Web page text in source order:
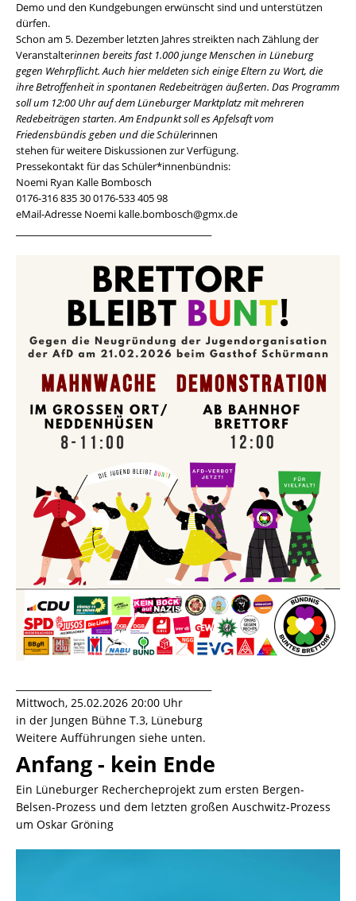
Demo und den Kundgebungen erwünscht sind und unterstützen
dürfen.
Schon am 5. Dezember letzten Jahres streikten nach Zählung der
Veranstalterinnen bereits fast 1.000 junge Menschen in Lüneburg
gegen Wehrpflicht. Auch hier meldeten sich einige Eltern zu Wort, die
ihre Betroffenheit in spontanen Redebeiträgen äußerten. Das Programm
soll um 12:00 Uhr auf dem Lüneburger Marktplatz mit mehreren
Redebeiträgen starten. Am Endpunkt soll es Apfelsaft vom
Friedensbündis geben und die Schülerinnen
stehen für weitere Diskussionen zur Verfügung.
Pressekontakt für das Schüler*innenbündnis:
Noemi Ryan Kalle Bombosch
0176-316 835 30 0176-533 405 98
eMail-Adresse Noemi kalle.bombosch@gmx.de
Mittwoch, 25.02.2026 20:00 Uhr
in der Jungen Bühne T.3, Lüneburg
Weitere Aufführungen siehe unten.
Anfang - kein Ende
Ein Lüneburger Rechercheprojekt zum ersten Bergen-
Belsen-Prozess und dem letzten großen Auschwitz-Prozess
um Oskar Gröning